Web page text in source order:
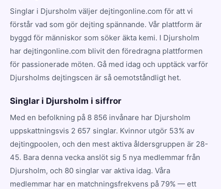
Singlar i Djursholm väljer dejtingonline.com för att vi
förstår vad som gör dejting spännande. Vår plattform är
byggd för människor som söker äkta kemi. I Djursholm
har dejtingonline.com blivit den föredragna plattformen
för passionerade möten. Gå med idag och upptäck varför
Djursholms dejtingscen är så oemotståndligt het.
Singlar i Djursholm i siffror
Med en befolkning på 8 856 invånare har Djursholm
uppskattningsvis 2 657 singlar. Kvinnor utgör 53% av
dejtingpoolen, och den mest aktiva åldersgruppen är 28-
45. Bara denna vecka anslöt sig 5 nya medlemmar från
Djursholm, och 80 singlar var aktiva idag. Våra
medlemmar har en matchningsfrekvens på 79% — ett